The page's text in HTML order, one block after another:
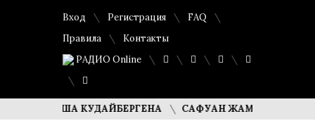
Вход Регистрация
FAQ
Правила
Контакты
РАДИО Online
ДИМАША КУДАЙБЕРГЕНА САФУАН ЖАМПЕИСОВ: «МЫ